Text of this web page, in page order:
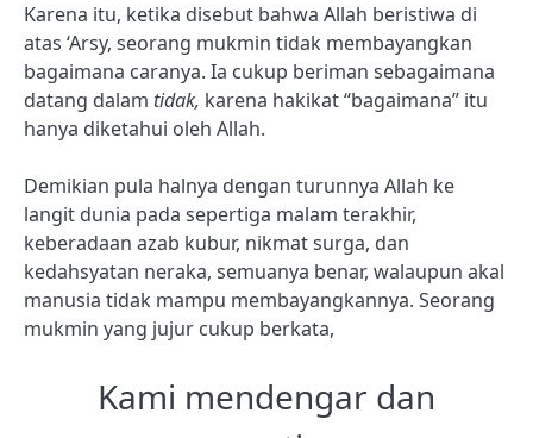
Karena itu, ketika disebut bahwa Allah beristiwa di
atas ‘Arsy, seorang mukmin tidak membayangkan
bagaimana caranya. Ia cukup beriman sebagaimana
datang dalam tidak, karena hakikat “bagaimana” itu
hanya diketahui oleh Allah.
Demikian pula halnya dengan turunnya Allah ke
langit dunia pada sepertiga malam terakhir,
keberadaan azab kubur, nikmat surga, dan
kedahsyatan neraka, semuanya benar, walaupun akal
manusia tidak mampu membayangkannya. Seorang
mukmin yang jujur cukup berkata,
Kami mendengar dan